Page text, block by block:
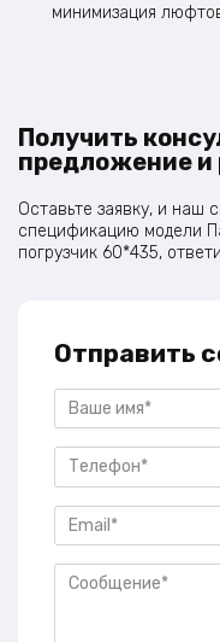
минимизация
Получить
предложение и
Оставьте заявку, и наш
спецификацию модели
погрузчик 60*435,
Отправить